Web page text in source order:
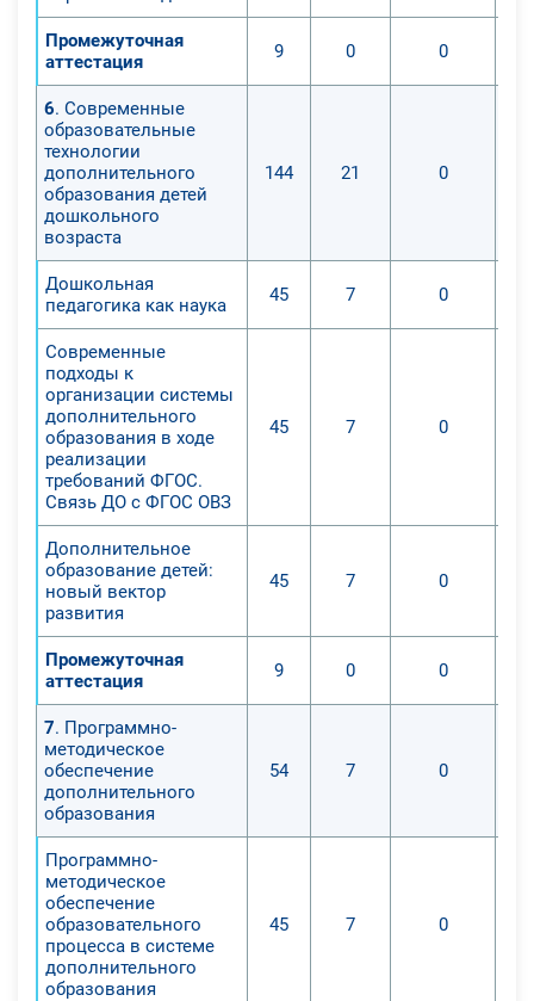
Промежуточная
аттестация
9 0 0
6. Современные
образовательные
технологии
дополнительного
образования детей
дошкольного
возраста
144 21 0
Дошкольная
педагогика как наука
45 7 0
Современные
подходы к
организации системы
дополнительного
образования в ходе
реализации
требований ФГОС.
Связь ДО с ФГОС ОВЗ
45 7 0
Дополнительное
образование детей:
новый вектор
развития
45 7 0
Промежуточная
аттестация
9 0 0
7. Программно-
методическое
обеспечение
дополнительного
образования
54 7 0
Программно-
методическое
обеспечение
образовательного
процесса в системе
дополнительного
образования
45 7 0